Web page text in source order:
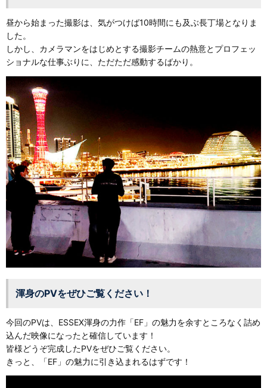
昼から始まった撮影は、気がつけば10時間にも及ぶ長丁場となりま
した。
しかし、カメラマンをはじめとする撮影チームの熱意とプロフェッ
ショナルな仕事ぶりに、ただただ感動するばかり。
渾身のPVをぜひご覧ください！
今回のPVは、ESSEX渾身の力作「EF」の魅力を余すところなく詰め
込んだ映像になったと確信しています！
皆様どうぞ完成したPVをぜひご覧ください。
きっと、「EF」の魅力に引き込まれるはずです！